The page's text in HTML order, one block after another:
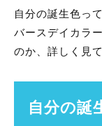
自分の誕生色っ
バースデイカラ
のか、詳しく見
自分の誕